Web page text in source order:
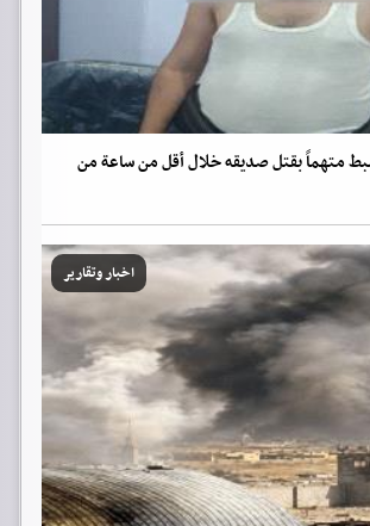
متهماً بقتل صديقه خلال أقل من ساعة من
اخبار وتقارير